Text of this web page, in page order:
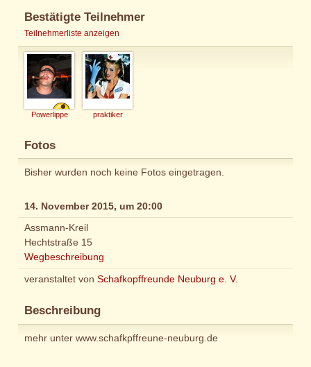
Bestätigte Teilnehmer
Teilnehmerliste anzeigen
Powerlippe praktiker
Fotos
Bisher wurden noch keine Fotos eingetragen.
14. November 2015, um 20:00
Assmann-Kreil
Hechtstraße 15
Wegbeschreibung
veranstaltet von Schafkopffreunde Neuburg e. V.
Beschreibung
mehr unter www.schafkpffreune-neuburg.de